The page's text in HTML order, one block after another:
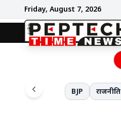
Friday, August 7, 2026
BJP राजनीति